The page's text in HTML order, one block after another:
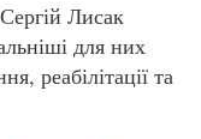
Лисак
для них
реабілітації та